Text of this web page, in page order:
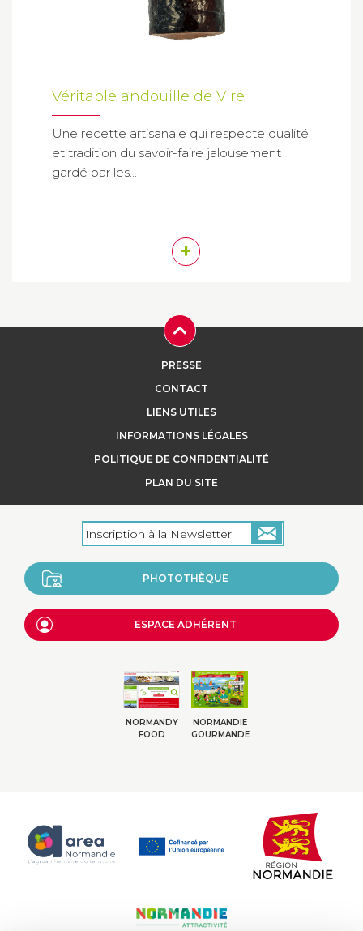
Véritable andouille de Vire
Une recette artisanale qui respecte qualité
et tradition du savoir-faire jalousement
gardé par les...
+
PRESSE
CONTACT
LIENS UTILES
INFORMATIONS LÉGALES
POLITIQUE DE CONFIDENTIALITÉ
PLAN DU SITE
PHOTOTHÈQUE
ESPACE ADHÉRENT
NORMANDY
FOOD
NORMANDIE
GOURMANDE